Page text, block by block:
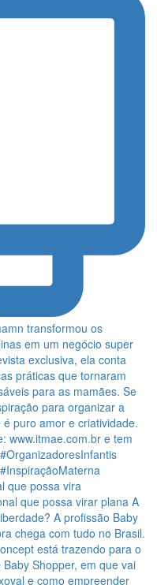
que possa vira